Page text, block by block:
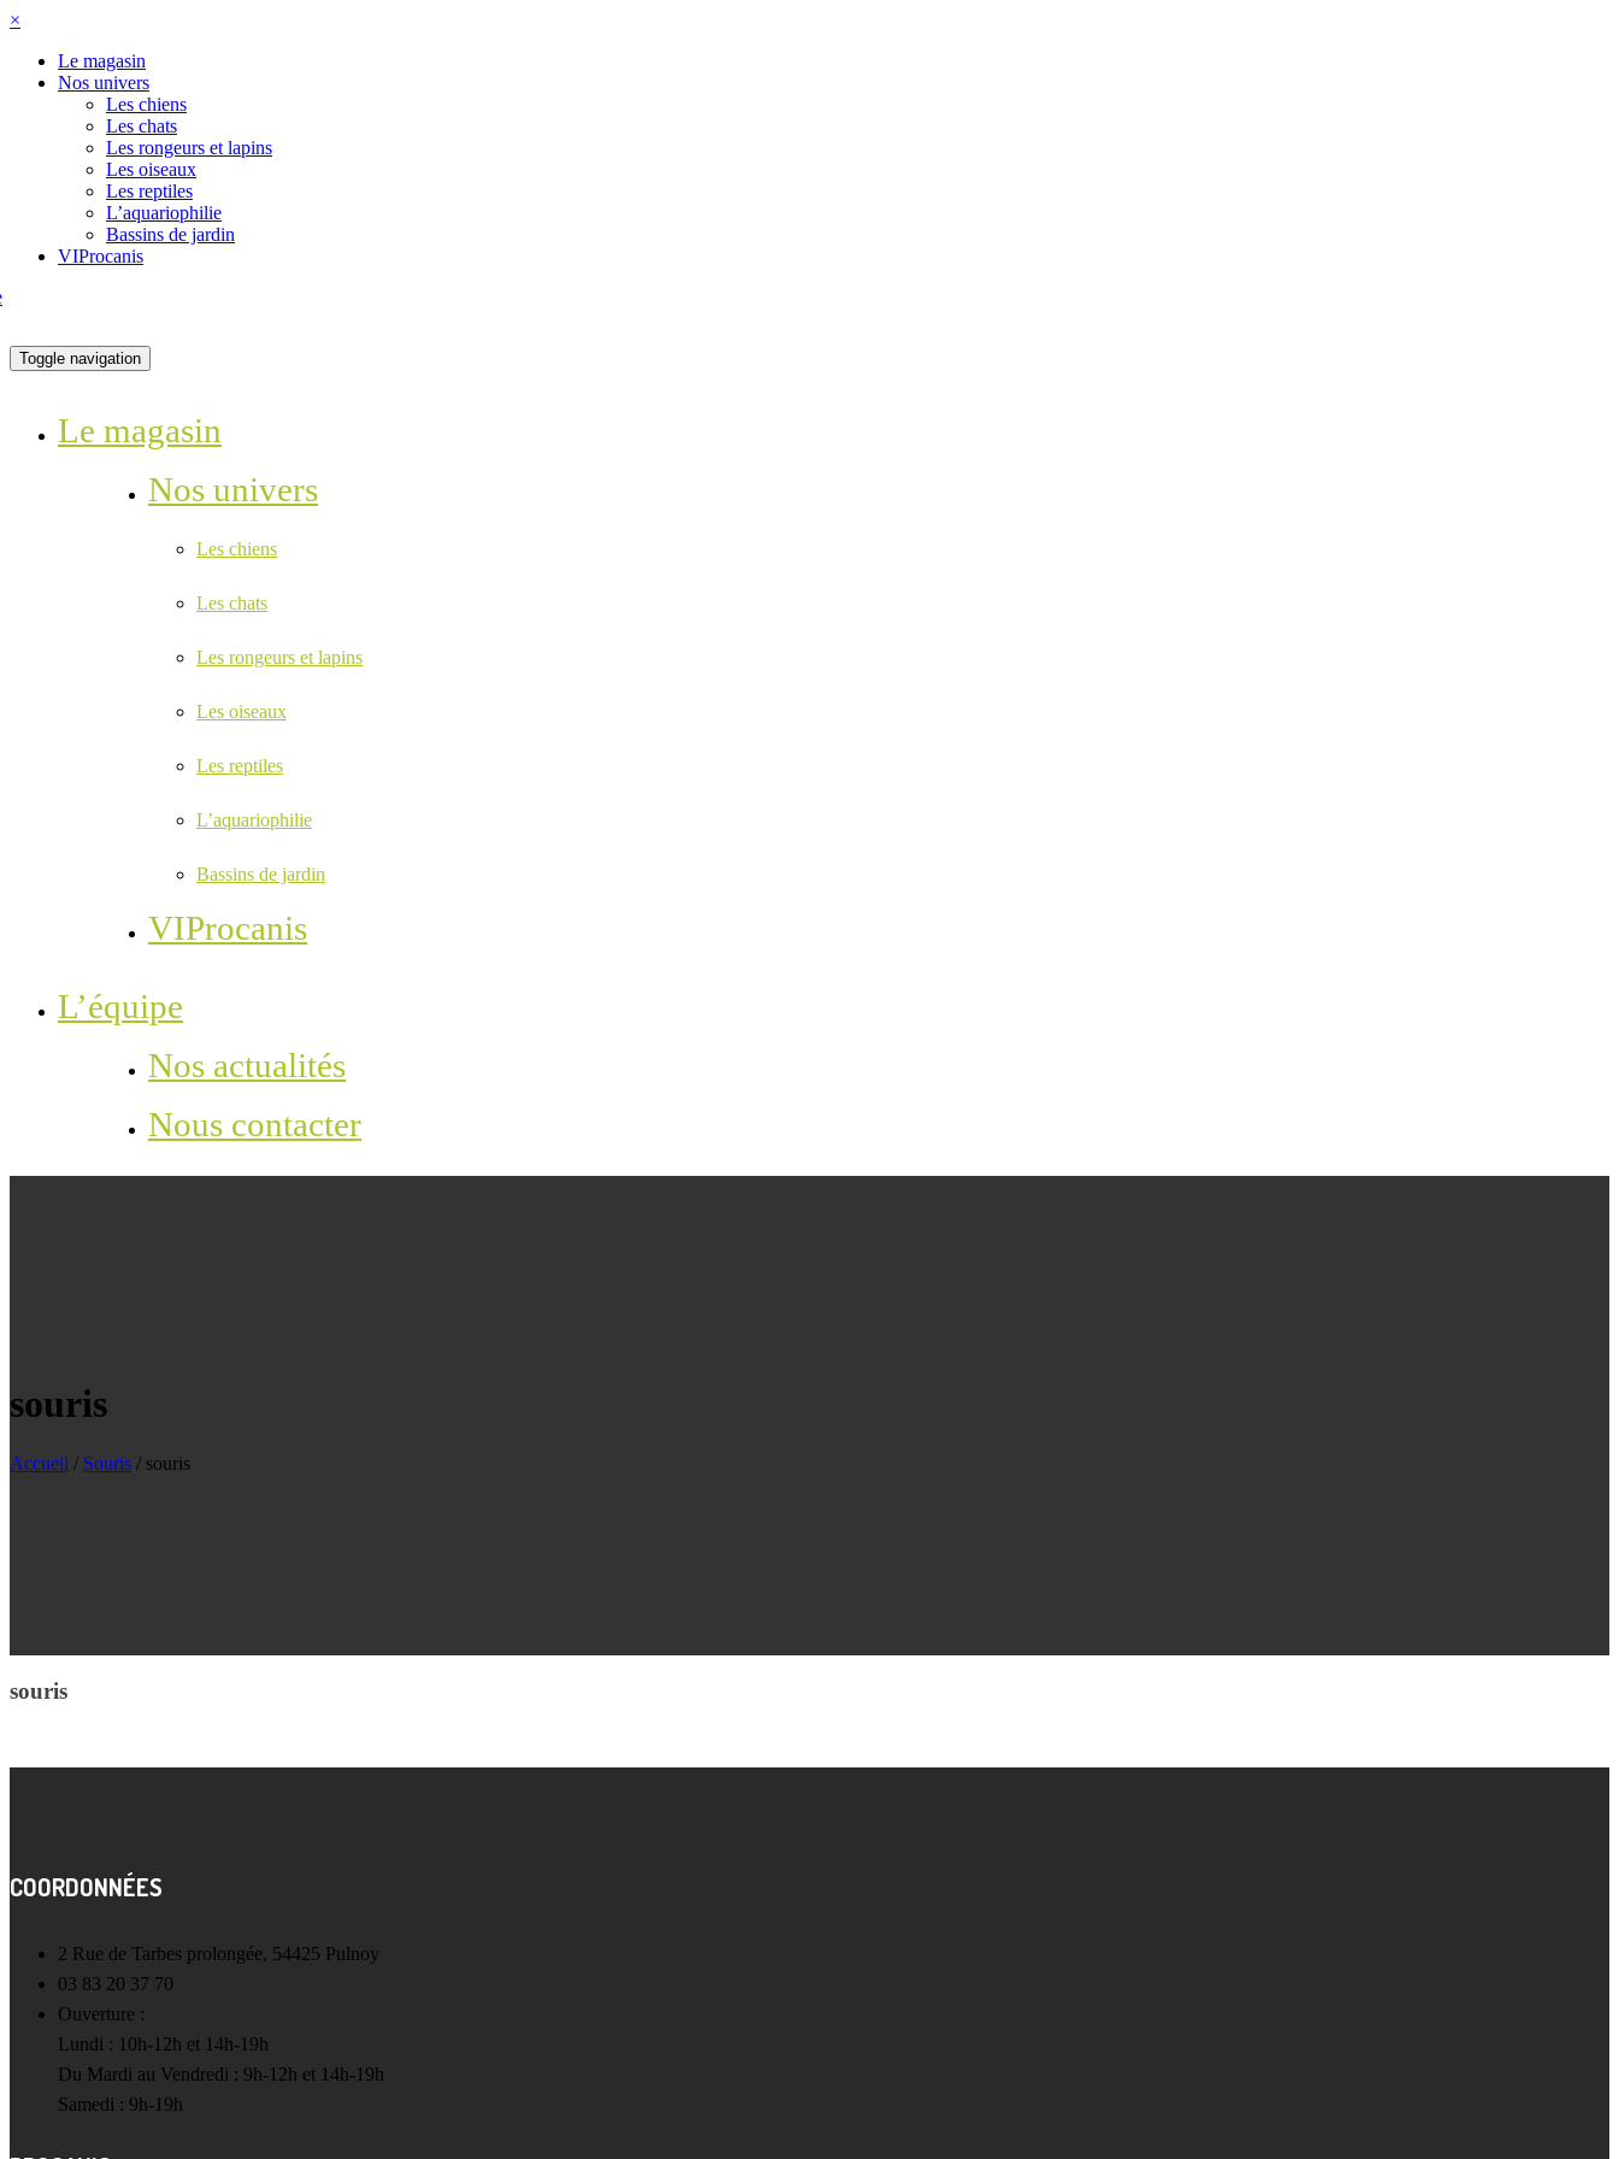
×
Le magasin
Nos univers
Les chiens
Les chats
Les rongeurs et lapins
Les oiseaux
Les reptiles
L’aquariophilie
Bassins de jardin
VIProcanis
Toggle navigation
Le magasin
Nos univers
Les chiens
Les chats
Les rongeurs et lapins
Les oiseaux
Les reptiles
L’aquariophilie
Bassins de jardin
VIProcanis
L’équipe
Nos actualités
Nous contacter
souris
Accueil / Souris / souris
souris
COORDONNÉES
2 Rue de Tarbes prolongée, 54425 Pulnoy
03 83 20 37 70
Ouverture :
Lundi : 10h-12h et 14h-19h
Du Mardi au Vendredi : 9h-12h et 14h-19h
Samedi : 9h-19h